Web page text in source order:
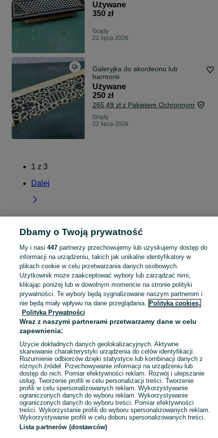
Używane
350 zł
Grądy
22 lipca 2026
Galeryjka do akordeonu lub
harmonii
Używane
250 zł
265,49 zł z Pakietem Ochronnym
Grądy
22 lipca 2026
1 z 3
Dalej
Strona główna Lubelskie Grądy
KATEGORIA
Skorzystaj z największego serwisu ogłoszeniowego - Grądy i okolice! Kupuj to, czego pragniesz i sprzedawaj to, czego już nie potrzebujesz! Zobacz
Mapa kategorii
Mapa miejscowości
Mapa ministron
Popularne wyszukiwania
Dbamy o Twoją prywatność
My i nasi 447partnerzy przechowujemy lub uzyskujemy dostęp do
informacji na urządzeniu, takich jak unikalne identyfikatory w
plikach cookie w celu przetwarzania danych osobowych.
Użytkownik może zaakceptować wybory lub zarządzać nimi,
klikając poniżej lub w dowolnym momencie na stronie polityki
prywatności. Te wybory będą sygnalizowane naszym partnerom i
nie będą miały wpływu na dane przeglądania. Polityka cookies,
Polityka Prywatności
Wraz z naszymi partnerami przetwarzamy dane w celu
zapewnienia:
Użycie dokładnych danych geolokalizacyjnych. Aktywne
skanowanie charakterystyki urządzenia do celów identyfikacji.
Rozumienie odbiorców dzięki statystyce lub kombinacji danych z
różnych źródeł. Przechowywanie informacji na urządzeniu lub
dostęp do nich. Pomiar efektywności reklam. Rozwój i ulepszanie
usług. Tworzenie profili w celu personalizacji treści. Tworzenie
profili w celu spersonalizowanych reklam. Wykorzystywanie
ograniczonych danych do wyboru reklam. Wykorzystywanie
ograniczonych danych do wyboru treści. Pomiar efektywności
treści. Wykorzystanie profili do wyboru spersonalizowanych reklam.
Wykorzystywanie profili w celu doboru spersonalizowanych treści.
Lista partnerów (dostawców)